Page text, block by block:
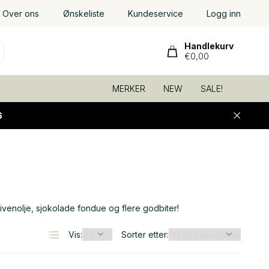
Over ons Ønskeliste Kundeservice Logg inn
Handlekurv
€0,00
MERKER NEW SALE!
sjokolade fondue og flere godbiter!
Vis: Sorter etter: